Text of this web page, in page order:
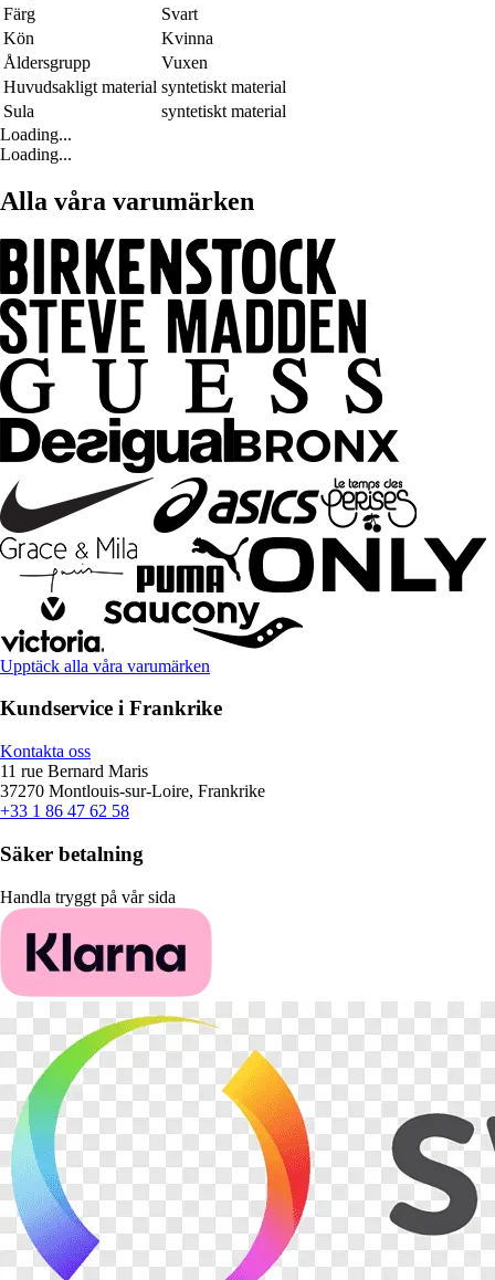
Färg
Svart
Kön
Kvinna
Åldersgrupp
Vuxen
Huvudsakligt material syntetiskt material
Sula
syntetiskt material
Loading...
Loading...
Alla våra varumärken
Upptäck alla våra varumärken
Kundservice i Frankrike
Kontakta oss
11 rue Bernard Maris
37270 Montlouis-sur-Loire, Frankrike
+33 1 86 47 62 58
Säker betalning
Handla tryggt på vår sida